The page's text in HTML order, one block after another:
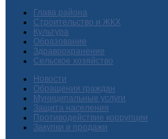
Глава района
Строительство и ЖКХ
Культура
Образование
Здравоохранение
Сельское хозяйство
Новости
Обращения граждан
Муниципальные услуги
Защита населения
Противодействие коррупции
Закупки и продажи